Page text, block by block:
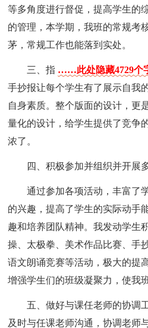
等多角度进行督促，提高学生的
的管理，本学期，我班的常规考
茅，常规工作也能落到实处。
三、指 ……此处隐藏4729
手抄报让每个学生有了展示自我
自身素质。整个版面的设计，更
量化的设计，给学生提供了竞争
浓了。
四、积极参加并组织并开展
通过参加各项活动，丰富了
的兴趣，提高了学生的实际动手
趣和培养团队精神。我发动学生
操、太极拳、美术作品比赛、手
语文朗诵竞赛等活动，极大的提
增强学生们的班级凝聚力，使我
五、做好与课任老师的协调
及时与任课老师沟通，协调老师